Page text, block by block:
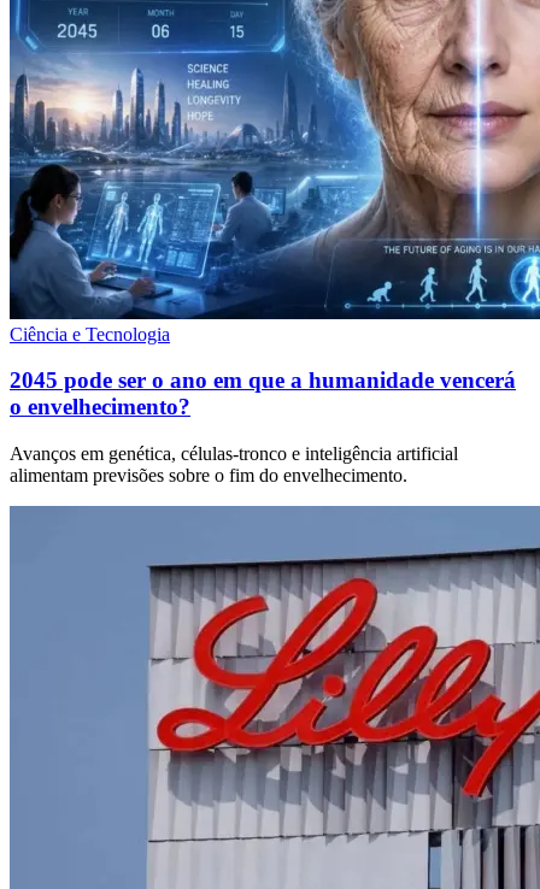
Ciência e Tecnologia
2045 pode ser o ano em que a humanidade vencerá
o envelhecimento?
Avanços em genética, células-tronco e inteligência artificial
alimentam previsões sobre o fim do envelhecimento.